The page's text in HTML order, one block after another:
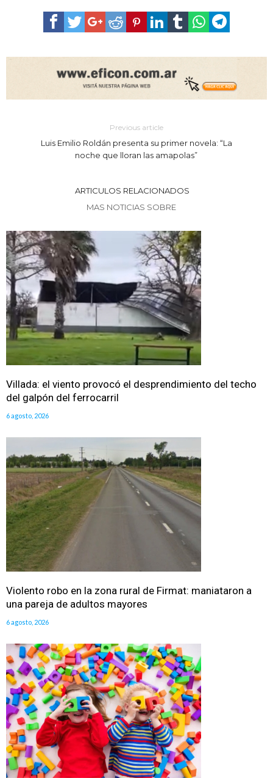
Previous article
Luis Emilio Roldán presenta su primer novela: “La
noche que lloran las amapolas”
ARTICULOS RELACIONADOS
MAS NOTICIAS SOBRE
Villada: el viento provocó el desprendimiento del techo
del galpón del ferrocarril
6 agosto, 2026
Violento robo en la zona rural de Firmat: maniataron a
una pareja de adultos mayores
6 agosto, 2026